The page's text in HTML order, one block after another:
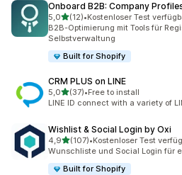
Onboard B2B: Company
5,0von 5 Sternen
(12)
12 Rezensionen insgesamt
•Kostenloser Test
B2B-Optimierung mit Tools für
Selbstverwaltung
Built for Shopify
CRM PLUS on LINE
5,0von 5 Sternen
(37)
37 Rezensionen insgesamt
•Free to install
LINE ID connect with a variety of
Wishlist & Social Login by Oxi
4,9von 5 Sternen
(107)
107 Rezensionen insgesamt
•Kostenloser Test
Wunschliste und Social Login für
Built for Shopify